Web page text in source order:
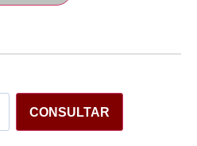
CONSULTAR